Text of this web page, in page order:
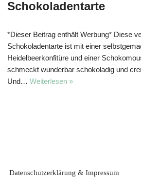
Schokoladentarte
*Dieser Beitrag enthält Werbung* Diese
Schokoladentarte ist mit einer
Heidelbeerkonfitüre und einer
schmeckt wunderbar schokoladig und
Und… Weiterlesen »
Datenschutzerklärung & Impressum